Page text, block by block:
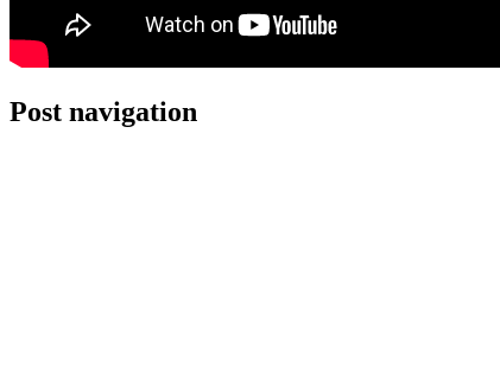
Post navigation